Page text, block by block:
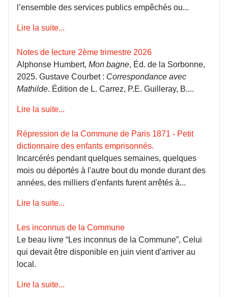
l’ensemble des services publics empêchés ou...
Lire la suite...
Notes de lecture 2ème trimestre 2026
Alphonse Humbert, Mon bagne, Éd. de la Sorbonne,
2025. Gustave Courbet : Correspondance avec
Mathilde. Édition de L. Carrez, P.E. Guilleray, B....
Lire la suite...
Répression de la Commune de Paris 1871 - Petit
dictionnaire des enfants emprisonnés.
Incarcérés pendant quelques semaines, quelques
mois ou déportés à l'autre bout du monde durant des
années, des milliers d'enfants furent arrêtés à...
Lire la suite...
Les inconnus de la Commune
Le beau livre “Les inconnus de la Commune”, Celui
qui devait être disponible en juin vient d'arriver au
local.
Lire la suite...